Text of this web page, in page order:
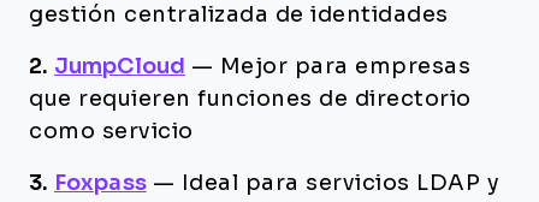
gestión centralizada de identidades
2. JumpCloud — Mejor para empresas
que requieren funciones de directorio
como servicio
3. Foxpass —
Ideal para servicios LDAP y